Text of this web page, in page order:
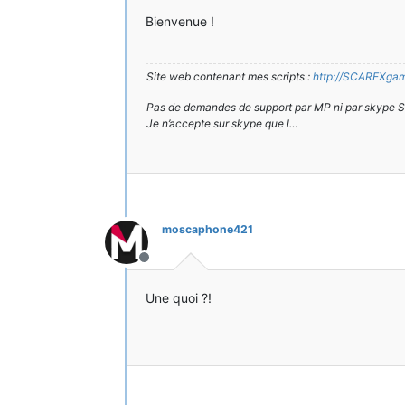
Bienvenue !
Site web contenant mes scripts : http://
Pas de demandes de support par MP ni par skype
Je n’accepte sur skype que l…
Hors-ligne
moscaphone421
Une quoi ?!